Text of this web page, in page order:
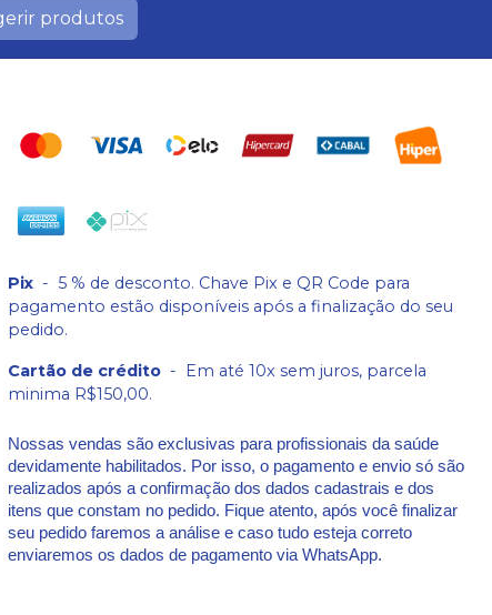
produtos
Pix - 5 % de desconto. Chave Pix e QR Code para
pagamento estão disponíveis após a finalização do seu
pedido.
Cartão de crédito - Em até 10x sem juros, parcela
minima R$150,00.
Nossas vendas são exclusivas para profissionais da saúde
devidamente habilitados. Por isso, o pagamento e envio só são
realizados após a confirmação dos dados cadastrais e dos
itens que constam no pedido. Fique atento, após você finalizar
seu pedido faremos a análise e caso tudo esteja correto
enviaremos os dados de pagamento via WhatsApp.